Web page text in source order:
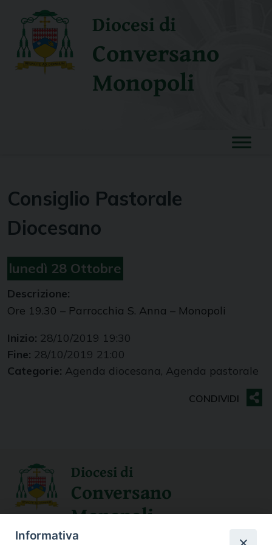
content
Diocesi di
Conversano
Monopoli
Consiglio Pastorale
Diocesano
lunedì 28 Ottobre
Descrizione:
Ore 19.30 – Parrocchia S. Anna – Monopoli
Inizio: 28/10/2019 19:30
Fine: 28/10/2019 21:00
Categorie: Agenda diocesana, Agenda pastorale
Diocesi di
Conversano
Monopoli
Informativa